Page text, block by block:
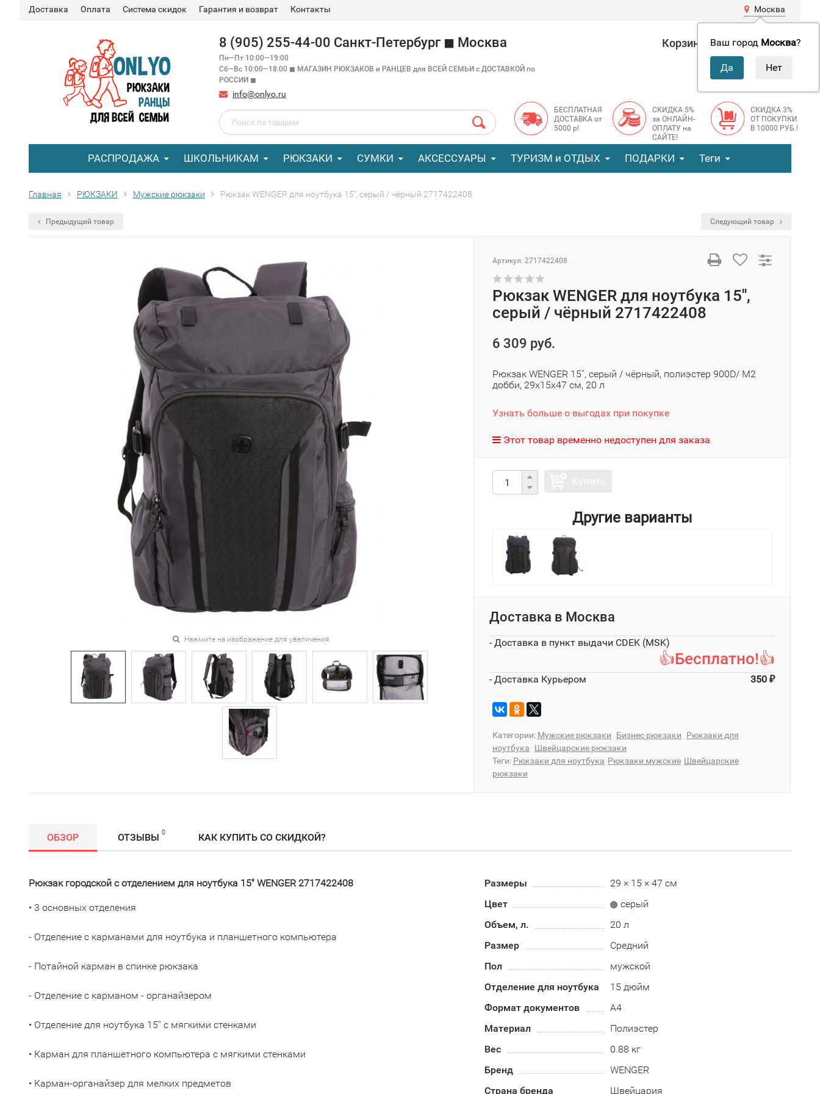
Доставка Оплата Система скидок Гарантия и возврат Контакты Москва
Ваш город Москва?
8 (905) 255-44-00 Санкт-Петербург ◼ Москва
Пн—Пт 10:00—19:00
Сб—Вс 10:00—18:00 ◼ МАГАЗИН РЮКЗАКОВ и РАНЦЕВ для ВСЕЙ СЕМЬИ с ДОСТАВКОЙ по
РОССИИ ◼
info@onlyo.ru
Корзина 0 0 руб.
БЕСПЛАТНАЯ
ДОСТАВКА от
5000 р!
СКИДКА 5%
за ОНЛАЙН-
ОПЛАТУ на
САЙТЕ!
СКИДКА 3%
ОТ ПОКУПКИ
В 10000 РУБ.!
РАСПРОДАЖА ШКОЛЬНИКАМ РЮКЗАКИ СУМКИ АКСЕССУАРЫ ТУРИЗМ и ОТДЫХ ПОДАРКИ Теги
Главная РЮКЗАКИ Мужские рюкзаки Рюкзак WENGER для ноутбука 15'', серый / чёрный 2717422408
Предыдущий товар Следующий товар
Нажмите на изображение для увеличения
Артикул: 2717422408
Рюкзак WENGER для ноутбука 15'',
серый / чёрный 2717422408
6 309 руб.
Рюкзак WENGER 15'', серый / чёрный, полиэстер 900D/ М2
добби, 29х15х47 см, 20 л
Узнать больше о выгодах при покупке
Этот товар временно недоступен для заказа
Другие варианты
Доставка в Москва
- Доставка в пункт выдачи CDEK (MSK)
👍Бесплатно!👍
- Доставка Курьером 350 ₽
Категории: Мужские рюкзаки Бизнес рюкзаки
Рюкзаки для
ноутбука
Швейцарские рюкзаки
Теги: Рюкзаки для ноутбука Рюкзаки мужские Швейцарские
рюкзаки
ОБЗОР ОТЗЫВЫ 0 КАК КУПИТЬ СО СКИДКОЙ?
Рюкзак городской с отделением для ноутбука 15" WENGER 2717422408
• 3 основных отделения
- Отделение с карманами для ноутбука и планшетного компьютера
- Потайной карман в спинке рюкзака
- Отделение с карманом - органайзером
• Отделение для ноутбука 15'' с мягкими стенками
• Карман для планшетного компьютера с мягкими стенками
• Карман-органайзер для мелких предметов
Размеры
29 × 15 × 47 см
Цвет
серый
Объем, л.
20 л
Размер
Средний
Пол
мужской
Отделение для ноутбука
15 дюйм
Формат документов
А4
Материал
Полиэстер
Вес
0.88 кг
Бренд
WENGER
Страна бренда
Швейцария